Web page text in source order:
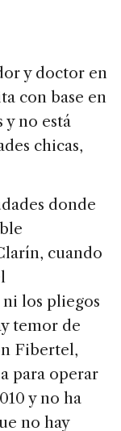
y doctor en
con base en
y no está
chicas,
donde
cuando
los pliegos
temor de
Fibertel,
para operar
y no ha
no hay